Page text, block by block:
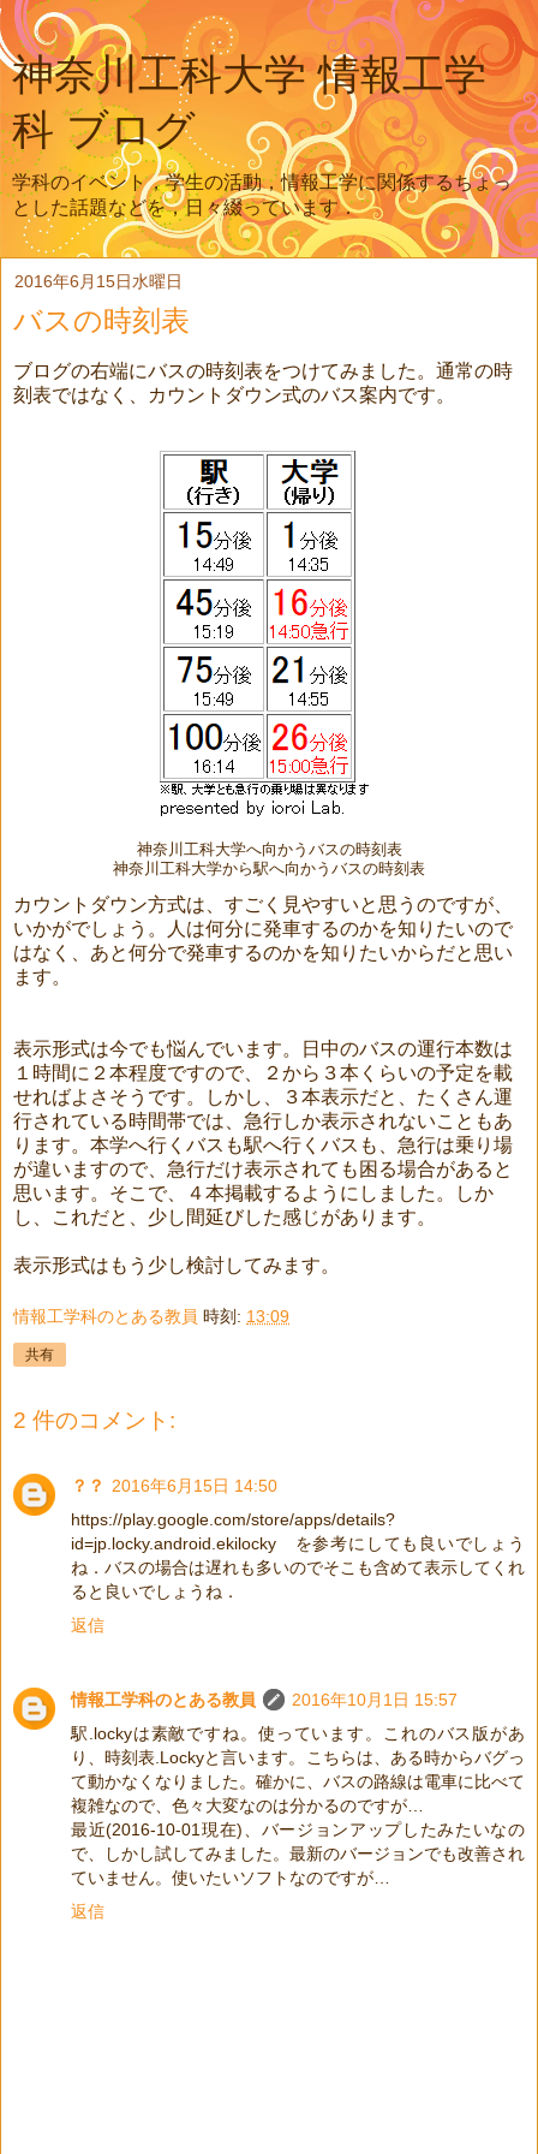
神奈川工科大学 情報工学
科 ブログ
学科のイベント，学生の活動，情報工学に関係するちょっ
とした話題などを，日々綴っています．
2016年6月15日水曜日
バスの時刻表
ブログの右端にバスの時刻表をつけてみました。通常の時
刻表ではなく、カウントダウン式のバス案内です。
神奈川工科大学へ向かうバスの時刻表
神奈川工科大学から駅へ向かうバスの時刻表
カウントダウン方式は、すごく見やすいと思うのですが、
いかがでしょう。人は何分に発車するのかを知りたいので
はなく、あと何分で発車するのかを知りたいからだと思い
ます。
表示形式は今でも悩んでいます。日中のバスの運行本数は
１時間に２本程度ですので、２から３本くらいの予定を載
せればよさそうです。しかし、３本表示だと、たくさん運
行されている時間帯では、急行しか表示されないこともあ
ります。本学へ行くバスも駅へ行くバスも、急行は乗り場
が違いますので、急行だけ表示されても困る場合があると
思います。そこで、４本掲載するようにしました。しか
し、これだと、少し間延びした感じがあります。
表示形式はもう少し検討してみます。
情報工学科のとある教員 時刻: 13:09
共有
2 件のコメント:
？？
2016年6月15日 14:50
https://play.google.com/store/apps/details?
id=jp.locky.android.ekilocky を参考にしても良いでしょう
ね．バスの場合は遅れも多いのでそこも含めて表示してくれ
ると良いでしょうね．
返信
情報工学科のとある教員
2016年10月1日 15:57
駅.lockyは素敵ですね。使っています。これのバス版があ
り、時刻表.Lockyと言います。こちらは、ある時からバグっ
て動かなくなりました。確かに、バスの路線は電車に比べて
複雑なので、色々大変なのは分かるのですが…
最近(2016-10-01現在)、バージョンアップしたみたいなの
で、しかし試してみました。最新のバージョンでも改善され
ていません。使いたいソフトなのですが…
返信